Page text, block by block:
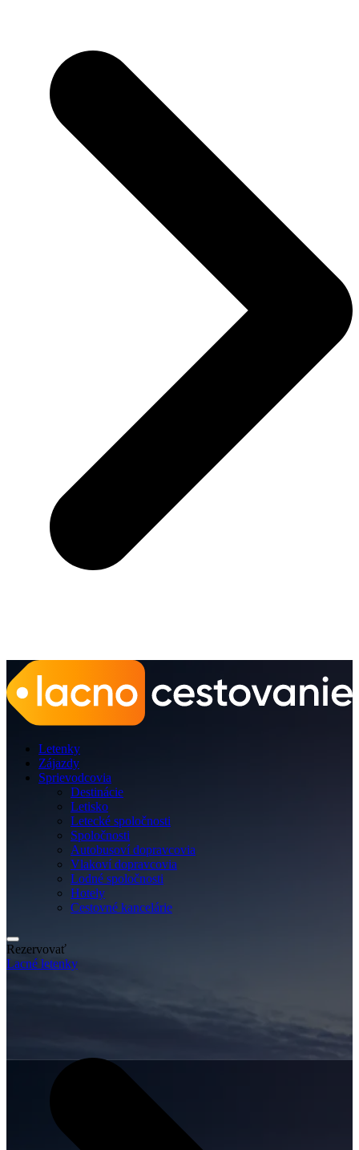
Letenky
Zájazdy
Sprievodcovia
Destinácie
Letisko
Letecké spoločnosti
Spoločnosti
Autobusoví dopravcovia
Vlakoví dopravcovia
Lodné spoločnosti
Hotely
Cestovné kancelárie
Rezervovať
Lacné letenky